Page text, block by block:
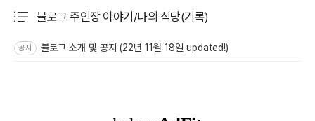
블로그 주인장 이야기/나의 식당(기록)
공지 블로그 소개 및 공지 (22년 11월 18일 updated!)